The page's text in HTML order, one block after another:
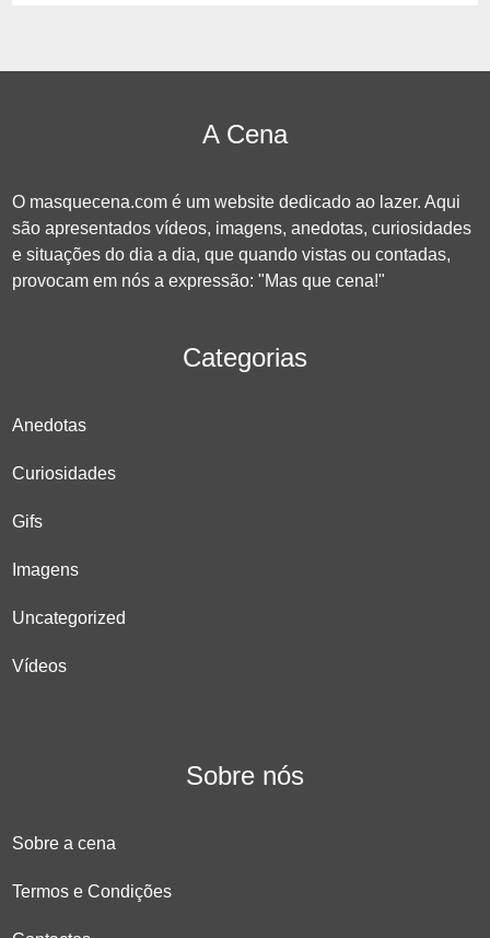
A Cena
O masquecena.com é um website dedicado ao lazer. Aqui
são apresentados vídeos, imagens, anedotas, curiosidades
e situações do dia a dia, que quando vistas ou contadas,
provocam em nós a expressão: "Mas que cena!"
Categorias
Anedotas
Curiosidades
Gifs
Imagens
Uncategorized
Vídeos
Sobre nós
Sobre a cena
Termos e Condições